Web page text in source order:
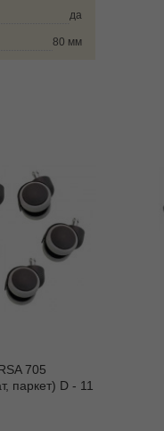
да
80 мм
705
паркет) D - 11